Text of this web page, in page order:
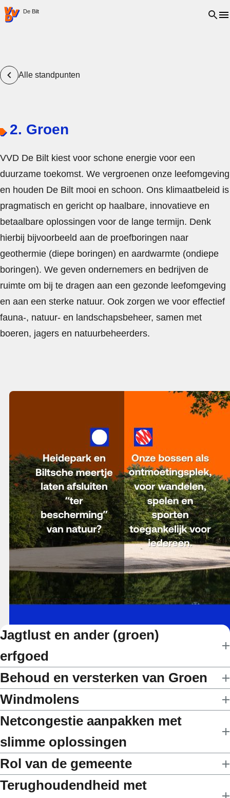
VVD.nl - Ga naar de homepage
De Bilt Open
Alle standpunten
2. Groen
VVD De Bilt kiest voor schone energie voor een
duurzame toekomst. We vergroenen onze leefomgeving
en houden De Bilt mooi en schoon. Ons klimaatbeleid is
pragmatisch en gericht op haalbare, innovatieve en
betaalbare oplossingen voor de lange termijn. Denk
hierbij bijvoorbeeld aan de proefboringen naar
geothermie (diepe boringen) en aardwarmte (ondiepe
boringen). We geven ondernemers en bedrijven de
ruimte om bij te dragen aan een gezonde leefomgeving
en aan een sterke natuur. Ook zorgen we voor effectief
fauna-, natuur- en landschapsbeheer, samen met
boeren, jagers en natuurbeheerders.
Jagtlust en ander (groen)
erfgoed
Behoud en versterken van Groen
Windmolens
Netcongestie aanpakken met
slimme oplossingen
Rol van de gemeente
Terughoudendheid met